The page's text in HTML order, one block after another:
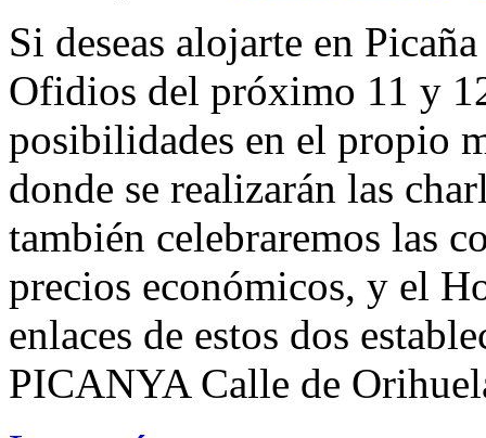
Si deseas alojarte en
Ofidios del próximo 11 y
posibilidades en el propio
donde se realizarán las
también celebraremos las
precios económicos, y el
enlaces de estos dos
PICANYA Calle de